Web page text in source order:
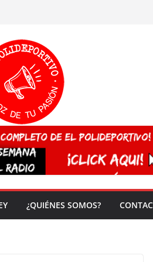
¿QUIÉNES SOMOS?